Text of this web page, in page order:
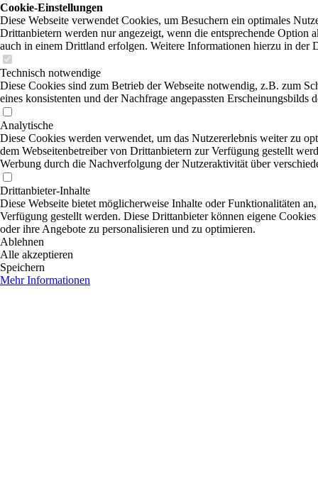
Cookie-Einstellungen
Diese Webseite verwendet Cookies, um Besuchern ein optimales
Drittanbietern werden nur angezeigt, wenn die entsprechende Option
auch in einem Drittland erfolgen. Weitere Informationen hierzu in der
Technisch notwendige
Diese Cookies sind zum Betrieb der Webseite notwendig, z.B. zum
eines konsistenten und der Nachfrage angepassten Erscheinungsbilds
Analytische
Diese Cookies werden verwendet, um das Nutzererlebnis weiter zu
dem Webseitenbetreiber von Drittanbietern zur Verfügung gestellt
Werbung durch die Nachverfolgung der Nutzeraktivität über
Drittanbieter-Inhalte
Diese Webseite bietet möglicherweise Inhalte oder Funktionalitäten
Verfügung gestellt werden. Diese Drittanbieter können eigene
oder ihre Angebote zu personalisieren und zu optimieren.
Ablehnen
Alle akzeptieren
Speichern
Mehr Informationen